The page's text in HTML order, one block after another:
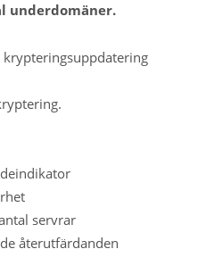
underdomäner.
servrar
återutfärdanden